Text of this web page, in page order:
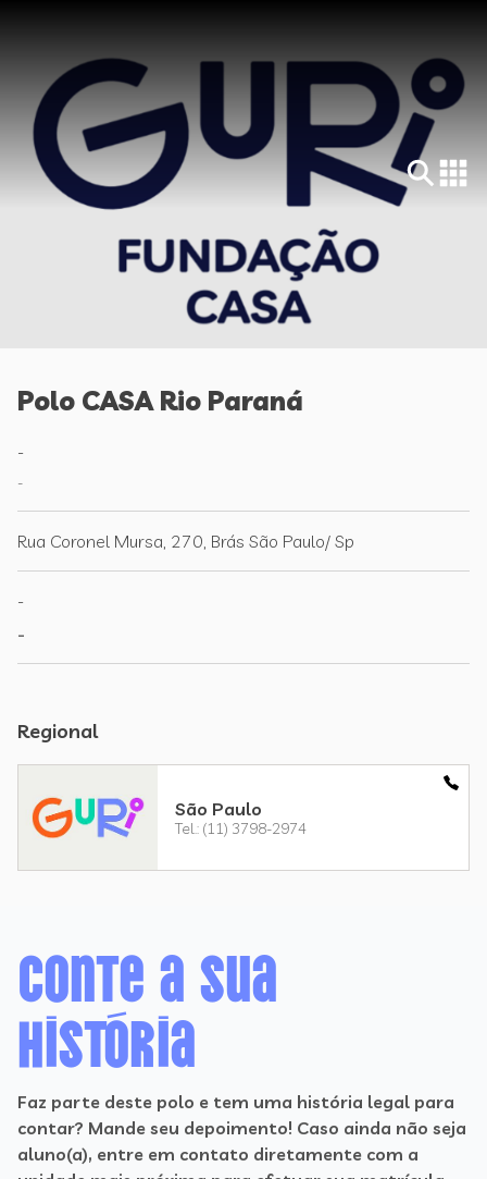
Polo CASA Rio Paraná
-
-
Rua Coronel Mursa, 270, Brás São Paulo/ Sp
-
-
Regional
São Paulo
Tel.: (11) 3798-2974
Conte a sua
história
Faz parte deste polo e tem uma história legal para
contar? Mande seu depoimento! Caso ainda não seja
aluno(a), entre em contato diretamente com a